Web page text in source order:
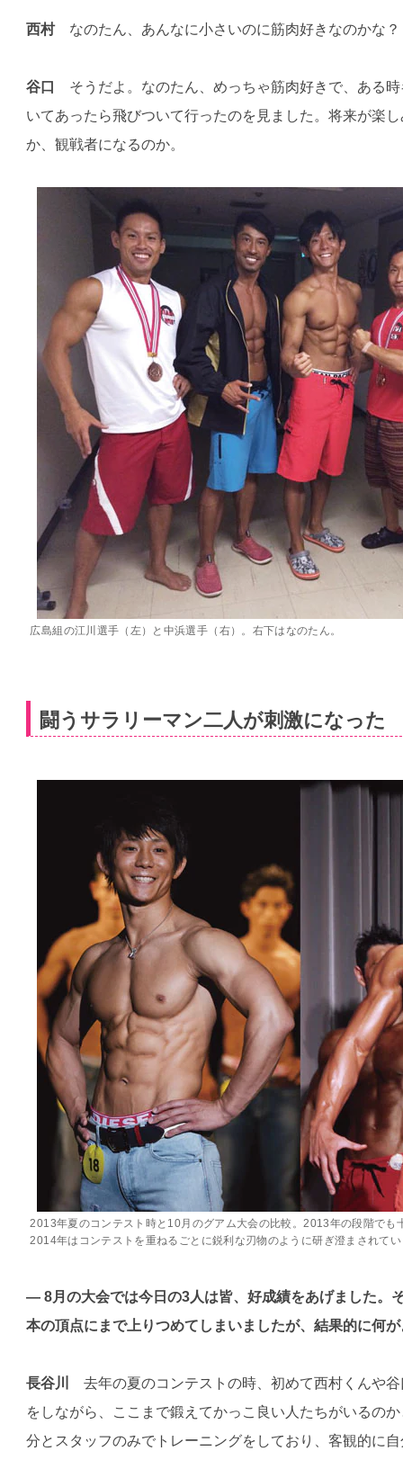
西村なのたん、あんなに小さいのに筋肉好きなのかな？
谷口
そうだよ。なのたん、めっちゃ筋肉好きで、ある
いてあったら飛びついて行ったのを見ました。将来が楽
か、観戦者になるのか。
広島組の江川選手（左）と中浜選手（右）。右下はなのたん。
闘うサラリーマン二人が刺激になった
2013年夏のコンテスト時と10月のグアム大会の比較。2013年の段階でも
2014年はコンテストを重ねるごとに鋭利な刃物のように研ぎ澄まされて
— 8月の大会では今日の3人は皆、好成績をあげました。
本の頂点にまで上りつめてしまいましたが、結果的に何
長谷川
去年の夏のコンテストの時、初めて西村くんや
をしながら、ここまで鍛えてかっこ良い人たちがいるの
分とスタッフのみでトレーニングをしており、客観的に